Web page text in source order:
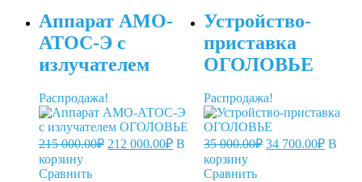
Аппарат АМО-
АТОС-Э с
излучателем
Распродажа!
215 000.00₽ Первоначальная
212 000.00₽Текущая
В
корзину
Сравнить
Устройство-
приставка
ОГОЛОВЬЕ
Распродажа!
35 000.00₽ Первоначальная
34 700.00₽ В
корзину
Сравнить